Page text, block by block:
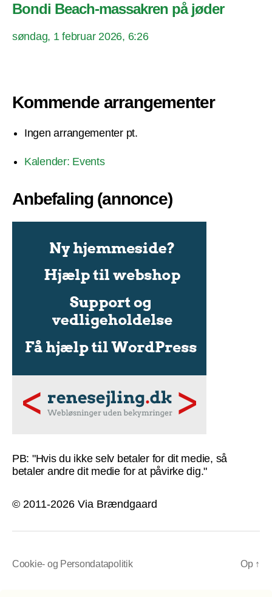
Bondi Beach-massakren på jøder
søndag, 1 februar 2026, 6:26
Kommende arrangementer
Ingen arrangementer pt.
Kalender: Events
Anbefaling (annonce)
PB: "Hvis du ikke selv betaler for dit medie, så
betaler andre dit medie for at påvirke dig."
© 2011-2026 Via Brændgaard
Cookie- og Persondatapolitik Op ↑